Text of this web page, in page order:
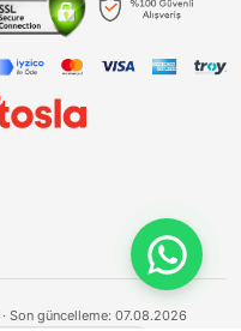
· Son güncelleme: 07.08.2026